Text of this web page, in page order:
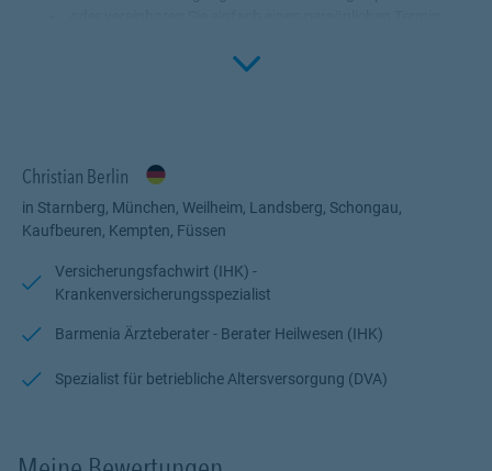
Profitieren Sie von meinem Fachwissen, meiner Begeisterung für
Tierkrankenversicherung
Sachversicherungen
Ärzteversorgung
Betriebliche Altersversorgung
Sie wollen auch im Leistungsfall Unterstützung erhalten und eine
dann sind Sie hier auf dem richtigen Weg!
Ich freue mich von Ihnen zu "hören"...
Christian Berlin
Click to
Christian Berlin
in Starnberg, München, Weilheim, Landsberg, Schongau,
Kaufbeuren, Kempten, Füssen
Versicherungsfachwirt (IHK) -
Krankenversicherungsspezialist
Barmenia Ärzteberater - Berater Heilwesen (IHK)
Spezialist für betriebliche Altersversorgung (DVA)